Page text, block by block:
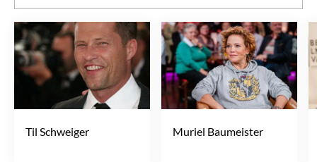
Til Schweiger Muriel Baumeister